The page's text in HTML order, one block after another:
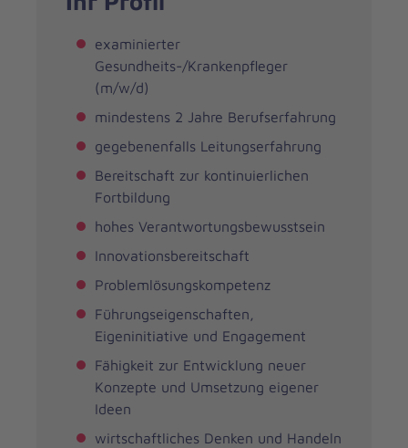
examinierter
Gesundheits-/Krankenpfleger
(m/w/d)
mindestens 2 Jahre Berufserfahrung
gegebenenfalls Leitungserfahrung
Bereitschaft zur kontinuierlichen
Fortbildung
hohes Verantwortungsbewusstsein
Innovationsbereitschaft
Problemlösungskompetenz
Führungseigenschaften,
Eigeninitiative und Engagement
Fähigkeit zur Entwicklung neuer
Konzepte und Umsetzung eigener
Ideen
wirtschaftliches Denken und Handeln